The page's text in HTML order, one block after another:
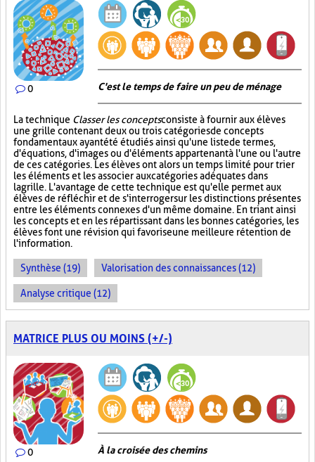
0 C'est le temps de faire un peu de ménage
La technique Classer les conceptsconsiste à fournir aux élèves
une grille contenant deux ou trois catégories de concepts
fondamentaux ayant été étudiés ainsi qu'une liste de termes,
d'équations, d'images ou d'éléments appartenant à l'une ou l'autre
de ces catégories. Les élèves ont alors un temps limité pour trier
les éléments et les associer aux catégories adéquates dans
la grille. L'avantage de cette technique est qu'elle permet aux
élèves de réfléchir et de s'interroger sur les distinctions présentes
entre les éléments connexes d'un même domaine. En triant ainsi
les concepts et en les répartissant dans les bonnes catégories, les
élèves font une révision qui favorise une meilleure rétention de
l'information.
Synthèse (19) Valorisation des connaissances (12)
Analyse critique (12)
MATRICE PLUS OU MOINS (+/-)
0 À la croisée des chemins